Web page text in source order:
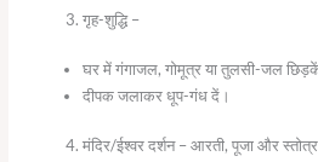
गृह-शुद्धि –
घर में गंगाजल, गोमूत्र या तुलसी-जल
दीपक जलाकर धूप-गंध दें।
मंदिर/ईश्वर दर्शन – आरती, पूजा और